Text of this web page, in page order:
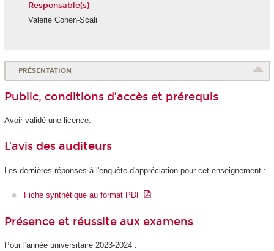
Responsable(s)
Valerie Cohen-Scali
PRÉSENTATION
Public, conditions d’accès et prérequis
Avoir validé une licence.
L'avis des auditeurs
Les dernières réponses à l'enquête d'appréciation pour cet enseignement :
Fiche synthétique au format PDF
Présence et réussite aux examens
Pour l'année universitaire 2023-2024 :